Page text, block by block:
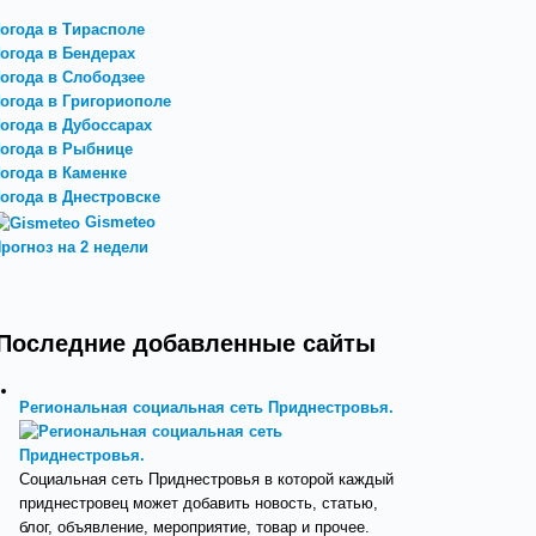
в Тирасполе
в Бендерах
в Слободзее
в Григориополе
в Дубоссарах
в Рыбнице
в Каменке
в Днестровске
Gismeteo
на 2 недели
добавленные сайты
Региональная социальная сеть Приднестровья.
Социальная сеть Приднестровья в которой каждый
приднестровец может добавить новость, статью,
блог, объявление, мероприятие, товар и прочее.